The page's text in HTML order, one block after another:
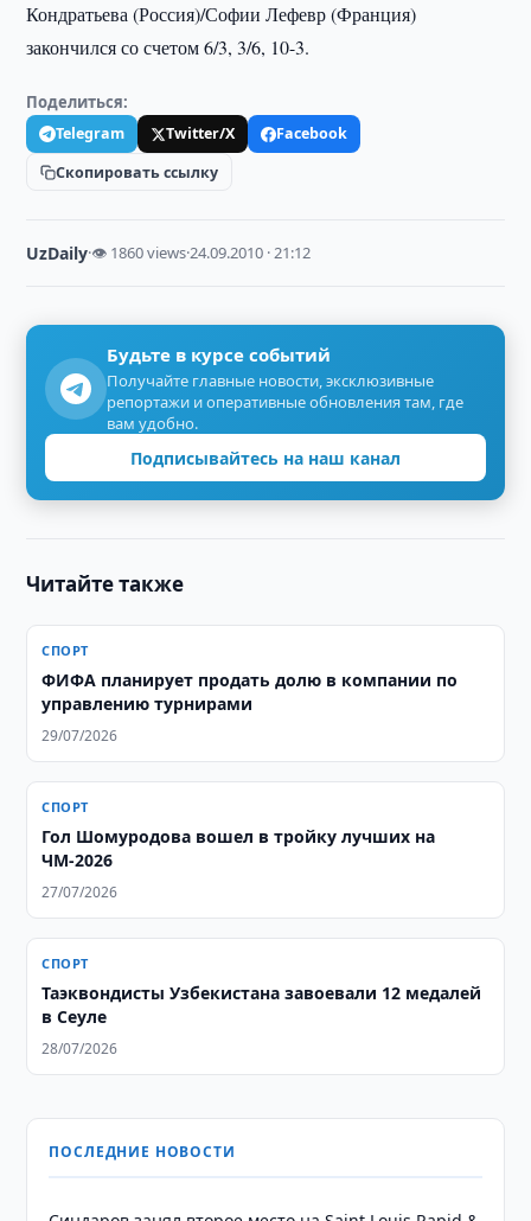
Кондратьева (Россия)/Софии Лефевр (Франция)
закончился со счетом 6/3, 3/6, 10-3.
Поделиться:
Telegram Twitter/X
Facebook
Скопировать ссылку
UzDaily·👁 1860 views·24.09.2010 · 21:12
Будьте в курсе событий
Получайте главные новости, эксклюзивные
репортажи и оперативные обновления там, где
вам удобно.
Подписывайтесь на наш канал
Читайте также
СПОРТ
ФИФА планирует продать долю в компании по
управлению турнирами
29/07/2026
СПОРТ
Гол Шомуродова вошел в тройку лучших на
ЧМ-2026
27/07/2026
СПОРТ
Таэквондисты Узбекистана завоевали 12 медалей
в Сеуле
28/07/2026
ПОСЛЕДНИЕ НОВОСТИ